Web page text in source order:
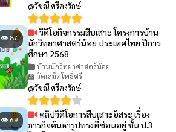
@วัชณี ศรีคงรักษ์
👁 87
วีดีโอกิจกรรมสืบเสาะ โครงการบ้าน
นักวิทยาศาสตร์น้อย ประเทศไทย ปีการ
ศึกษา 2568
บ้านนักวิทยาศาสตร์น้อย
🏫 วัดเสม็ดโพธิ์ศรี
@วัชณี ศรีคงรักษ์
👁 69
คลิปวิดีโอการสืบเสาะอิสระ เรื่อง
ภารกิจค้นหารูปทรงที่ซ่อนอยู่ ชั้น ป.3